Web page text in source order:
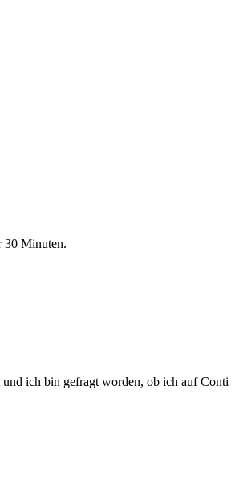
30 Minuten.
ich bin gefragt worden, ob ich auf Conti